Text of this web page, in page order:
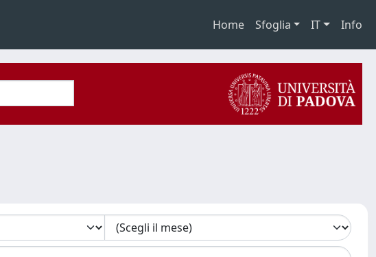
Home Sfoglia IT Info